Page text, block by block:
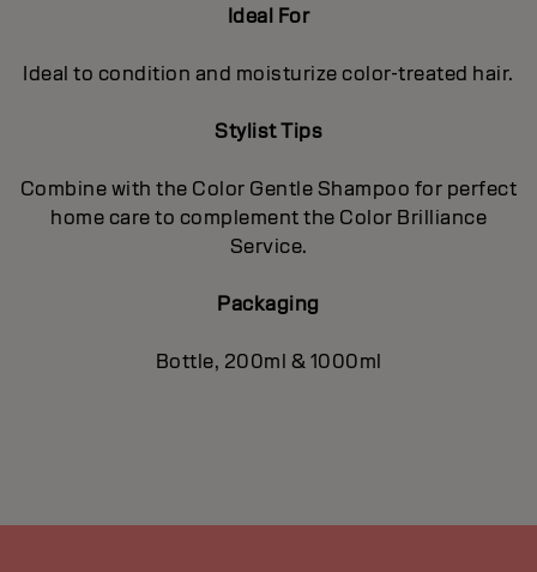
Ideal For
Ideal to condition and moisturize color-treated hair.
Stylist Tips
Combine with the Color Gentle Shampoo for perfect
home care to complement the Color Brilliance
Service.
Packaging
Bottle, 200ml & 1000ml